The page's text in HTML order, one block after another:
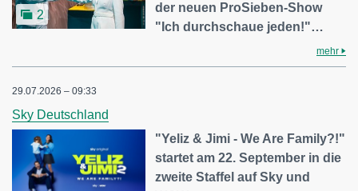
2
der neuen ProSieben-Show
"Ich durchschaue jeden!"…
mehr
29.07.2026 – 09:33
Sky Deutschland
"Yeliz & Jimi - We Are Family?!"
startet am 22. September in die
zweite Staffel auf Sky und